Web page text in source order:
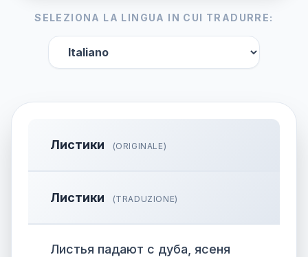
SELEZIONA LA LINGUA IN CUI TRADURRE:
Листики (ORIGINALE)
Листики (TRADUZIONE)
Листья падают с дуба, ясеня